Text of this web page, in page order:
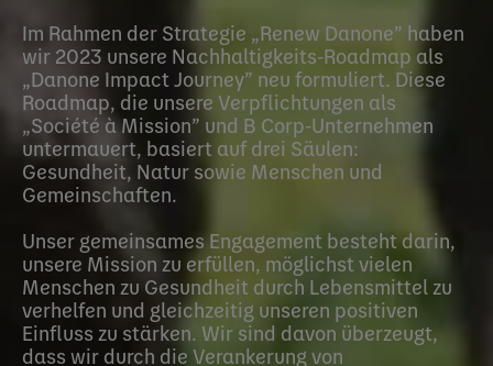
Im Rahmen der Strategie „Renew Danone” haben
wir 2023 unsere Nachhaltigkeits-Roadmap als
„Danone Impact Journey” neu formuliert. Diese
Roadmap, die unsere Verpflichtungen als
„Société à Mission” und B Corp-Unternehmen
untermauert, basiert auf drei Säulen:
Gesundheit, Natur sowie Menschen und
Gemeinschaften.
Unser gemeinsames Engagement besteht darin,
unsere Mission zu erfüllen, möglichst vielen
Menschen zu Gesundheit durch Lebensmittel zu
verhelfen und gleichzeitig unseren positiven
Einfluss zu stärken. Wir sind davon überzeugt,
dass wir durch die Verankerung von